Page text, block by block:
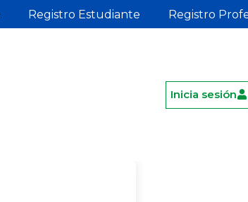
Registro Estudiante Registro
Inicia sesión